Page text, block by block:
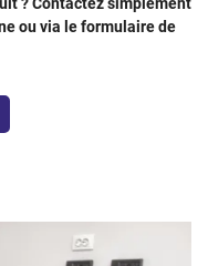
ou via le formulaire de